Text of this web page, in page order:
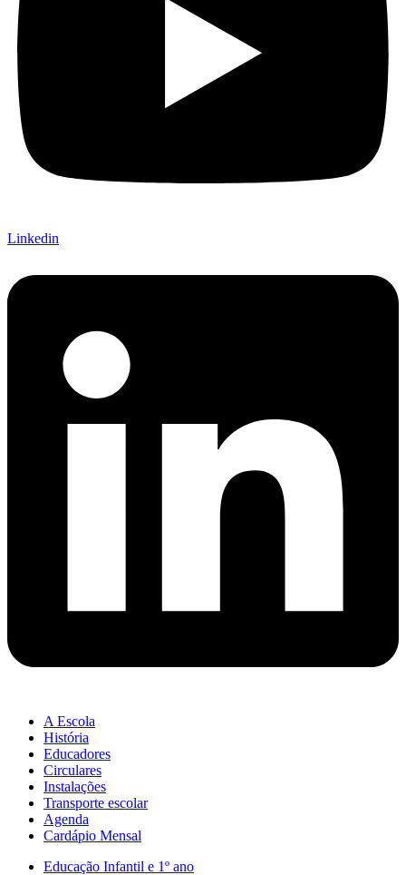
Linkedin
A Escola
História
Educadores
Circulares
Instalações
Transporte escolar
Agenda
Cardápio Mensal
Educação Infantil e 1º ano